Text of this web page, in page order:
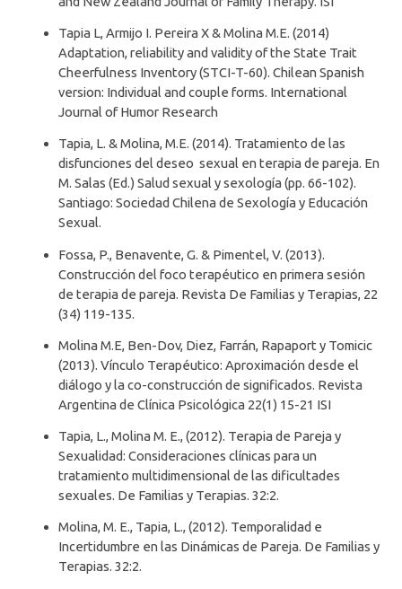
Tapia L, Armijo I. Pereira X & Molina M.E. (2014)
Adaptation, reliability and validity of the State Trait
Cheerfulness Inventory (STCI-T-60). Chilean Spanish
version: Individual and couple forms. International
Journal of Humor Research
Tapia, L. & Molina, M.E. (2014). Tratamiento de las
disfunciones del deseo sexual en terapia de pareja. En
M. Salas (Ed.) Salud sexual y sexología (pp. 66-102).
Santiago: Sociedad Chilena de Sexología y Educación
Sexual.
Fossa, P., Benavente, G. & Pimentel, V. (2013).
Construcción del foco terapéutico en primera sesión
de terapia de pareja. Revista De Familias y Terapias, 22
(34) 119-135.
Molina M.E, Ben-Dov, Diez, Farrán, Rapaport y Tomicic
(2013). Vínculo Terapéutico: Aproximación desde el
diálogo y la co-construcción de significados. Revista
Argentina de Clínica Psicológica 22(1) 15-21 ISI
Tapia, L., Molina M. E., (2012). Terapia de Pareja y
Sexualidad: Consideraciones clínicas para un
tratamiento multidimensional de las dificultades
sexuales. De Familias y Terapias. 32:2.
Molina, M. E., Tapia, L., (2012). Temporalidad e
Incertidumbre en las Dinámicas de Pareja. De Familias y
Terapias. 32:2.